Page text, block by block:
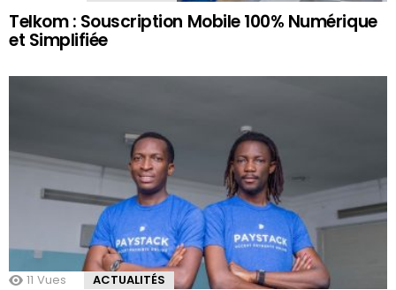
Telkom : Souscription Mobile 100% Numérique
et Simplifiée
11 Vues ACTUALITÉS